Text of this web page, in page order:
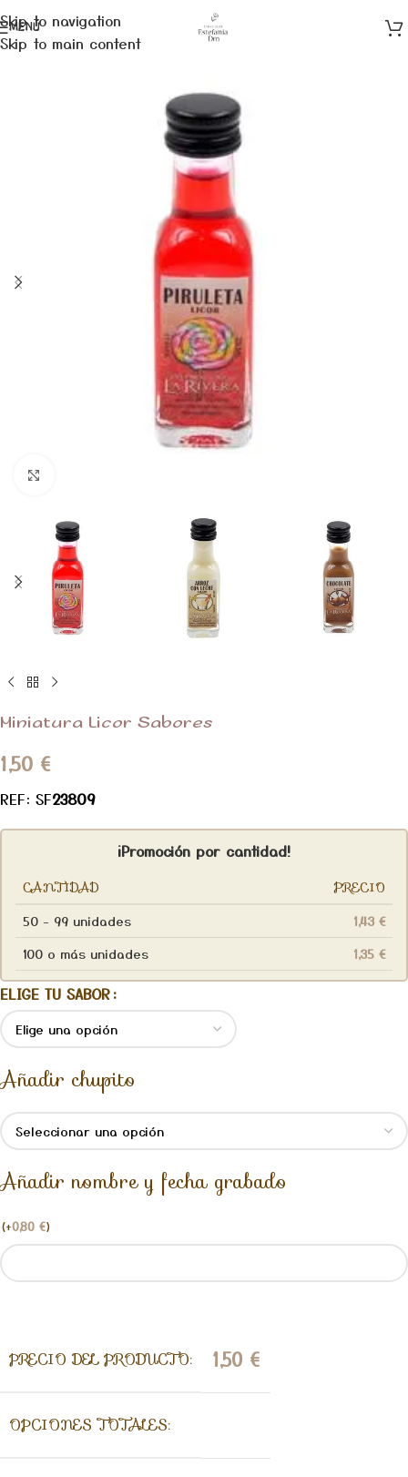
Skip to navigation
Skip to main content
MENÚ
Miniatura Licor Sabores
1,50 €
REF: SF23809
¡Promoción por cantidad!
CANTIDAD PRECIO
50 - 99 unidades 1,43 €
100 o más unidades
1,35 €
ELIGE TU SABOR
Añadir chupito
Añadir nombre y fecha grabado
(+0,80 €)
PRECIO DEL PRODUCTO: 1,50 €
OPCIONES TOTALES: